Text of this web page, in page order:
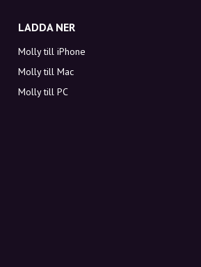
LADDA NER
Molly till iPhone
Molly till Mac
Molly till PC